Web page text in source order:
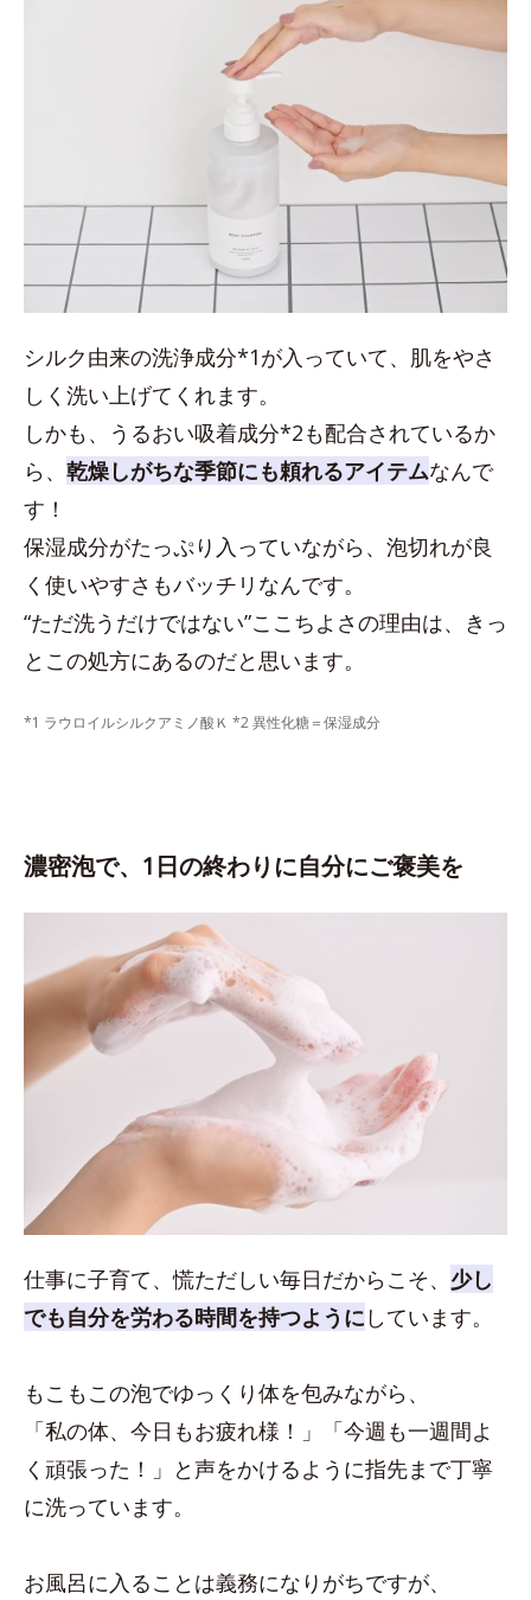
シルク由来の洗浄成分*1が入っていて、肌をやさ
しく洗い上げてくれます。
しかも、うるおい吸着成分*2も配合されているか
ら、 乾燥しがちな季節にも頼れるアイテムなんで
す！
保湿成分がたっぷり入っていながら、泡切れが良
く使いやすさもバッチリなんです。
“ただ洗うだけではない”ここちよさの理由は、きっ
とこの処方にあるのだと思います。
*1 ラウロイルシルクアミノ酸Ｋ *2 異性化糖＝保湿成分
濃密泡で、1日の終わりに自分にご褒美を
仕事に子育て、慌ただしい毎日だからこそ、 少し
でも自分を労わる時間を持つように しています。
もこもこの泡でゆっくり体を包みながら、
「私の体、今日もお疲れ様！」「今週も一週間よ
く頑張った！」と声をかけるように指先まで丁寧
に洗っています。
お風呂に入ることは義務になりがちですが、